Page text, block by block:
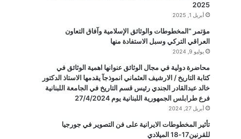
2025
أبريل 1, 2025
مؤتمر “المخطوطات والوثائق الإسلامية وآفاق التعاون
العراقي التركي وسبل الاستفادة منها
يوليو 9, 2024
محاضرة دولية في مجال الوثائق عنوانها اهمية الوثائق في
كتابة التاريخ / الارشيف العثماني انموذجآ يقدمها الاستاذ الدكتور
خالد عبدالقادر الجندي رئيس قسم التاريخ في الجامعة اللبنانية
فرع طرابلس الجمهورية اللبنانية يوم 27/4/2024
أبريل 27, 2024
تأثير المخطوطات الايرانية على فن التصوير في جورجيا
للقرنين17-18 الميلادي